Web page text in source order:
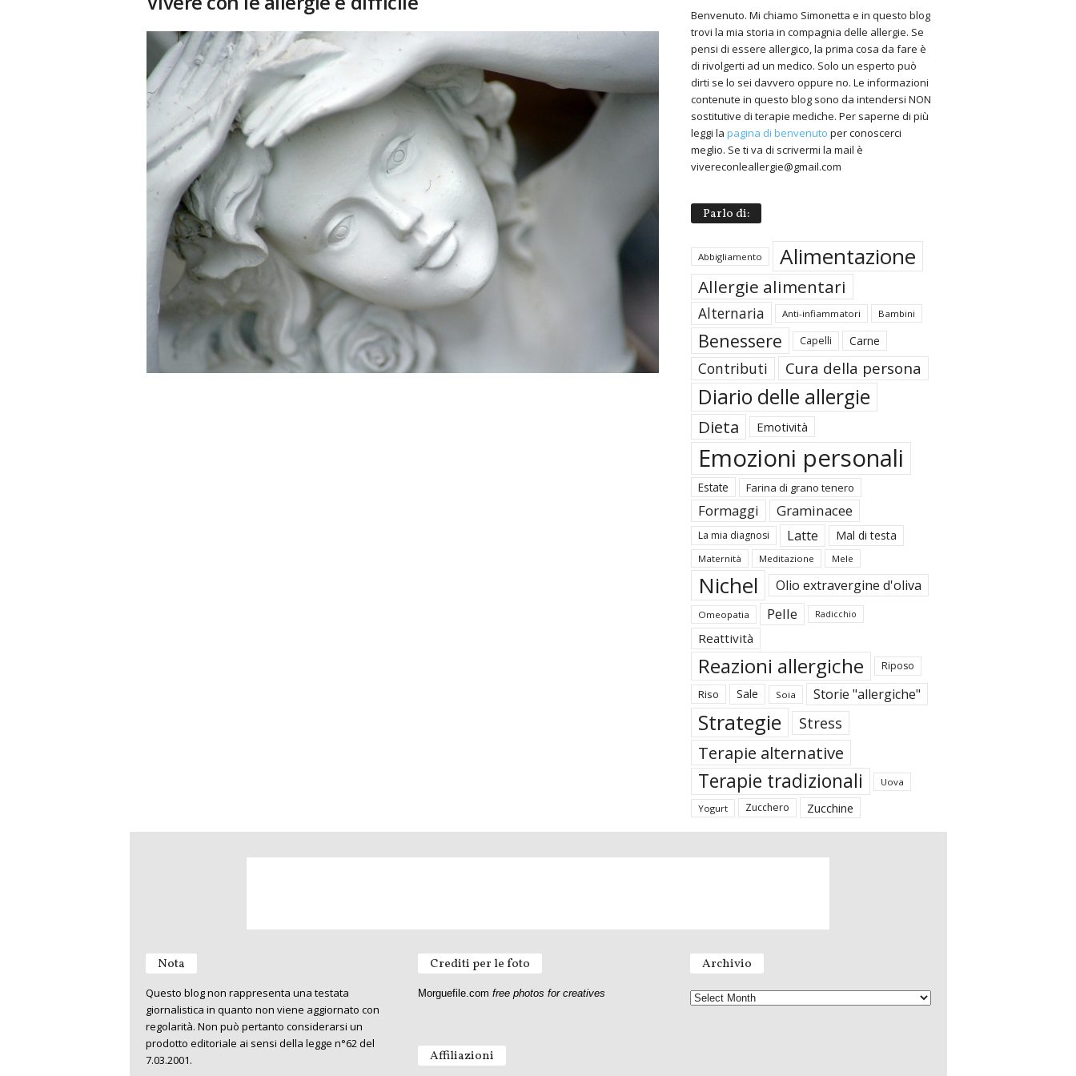
Benvenuto. Mi chiamo Simonetta e in questo blog
trovi la mia storia in compagnia delle allergie. Se
pensi di essere allergico, la prima cosa da fare è
di rivolgerti ad un medico. Solo un esperto può
dirti se lo sei davvero oppure no. Le informazioni
contenute in questo blog sono da intendersi NON
sostitutive di terapie mediche. Per saperne di più
leggi la pagina di benvenuto per conoscerci
meglio. Se ti va di scrivermi la mail è
vivereconleallergie@gmail.com
Parlo di:
Abbigliamento Alimentazione
Allergie alimentari
Alternaria Anti-infiammatori Bambini
Benessere Capelli Carne
Contributi Cura della persona
Diario delle allergie
Dieta Emotività
Emozioni personali
Estate Farina di grano tenero
Formaggi Graminacee
La mia diagnosi Latte Mal di testa
Maternità Meditazione Mele
Nichel Olio extravergine d'oliva
Omeopatia Pelle Radicchio
Reattività
Reazioni allergiche Riposo
Riso Sale Soia Storie "allergiche"
Strategie Stress
Terapie alternative
Terapie tradizionali Uova
Yogurt Zucchero Zucchine
Nota
Questo blog non rappresenta una testata
giornalistica in quanto non viene aggiornato con
regolarità. Non può pertanto considerarsi un
prodotto editoriale ai sensi della legge n°62 del
7.03.2001.
Crediti per le foto
Morguefile.com free photos for creatives
Affiliazioni
Archivio